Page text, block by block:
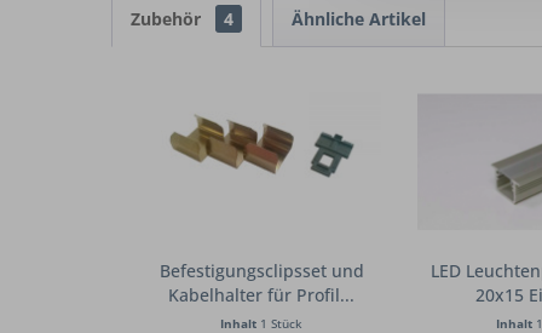
Zubehör 4 Ähnliche Artikel
Befestigungsclipsset und
Kabelhalter für Profil...
Inhalt 1 Stück
LED
20x15
Inhalt